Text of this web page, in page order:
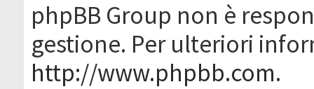
phpBB Group non è
gestione. Per ulteriori
http://www.phpbb.com.